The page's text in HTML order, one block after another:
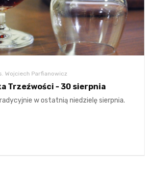
Wojciech Parfianowicz
Trzeźwości - 30 sierpnia
w ostatnią niedzielę sierpnia.